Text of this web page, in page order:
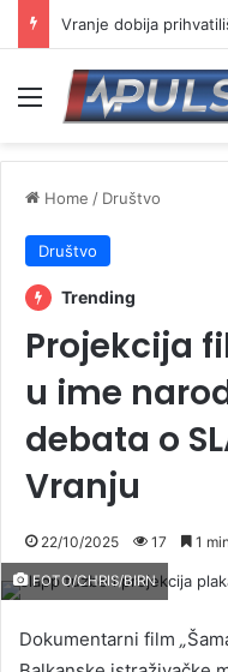
Menu
Home / Društvo
Društvo
Trending
Projekcija
u ime
debata o
Vranju
22/10/2025 17 1
FOTO/CHRIS/BIRN
Dokumentarni film „